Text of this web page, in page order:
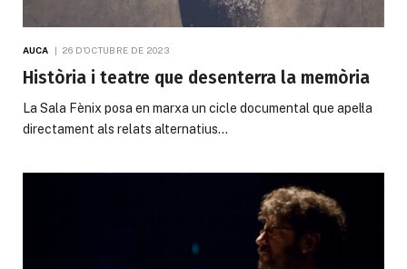
AUCA 26 D'OCTUBRE DE 2023
Història i teatre que desenterra la memòria
La Sala Fènix posa en marxa un cicle documental que apel·la
directament als relats alternatius…